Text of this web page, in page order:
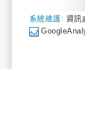
系統維護: 資訊